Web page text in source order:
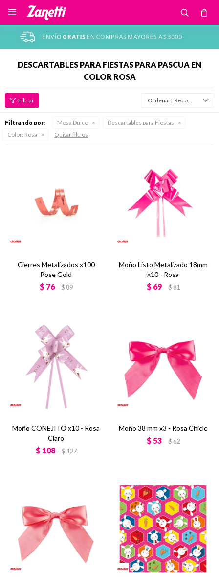

DESCARTABLES PARA FIESTAS PARA PASCUA EN
COLOR ROSA
Recomendados
Filtrando por: Mesa Dulce
Descartables para Fiestas
Color: Rosa Quitar filtros
Cierres Metalizados x100
Rose Gold
$ 76 $89
Moño Listo Metalizado 18mm
x10 - Rosa
$ 69 $81
Moño CONEJITO x10 - Rosa
Claro
$ 108 $127
Moño 38 mm x3 - Rosa Chicle
$ 53 $62